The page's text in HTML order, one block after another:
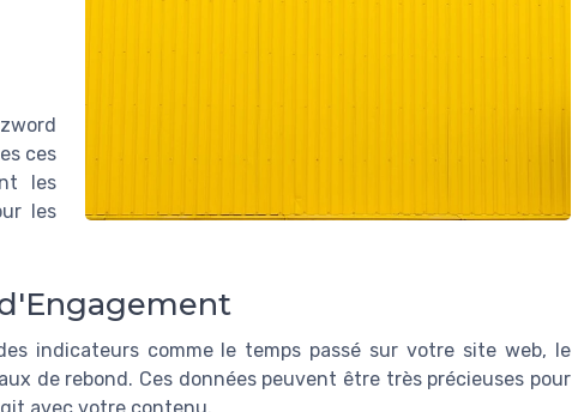
ces
les
les
indicateurs comme le temps passé sur votre site web, le
de rebond. Ces données peuvent être très précieuses pour